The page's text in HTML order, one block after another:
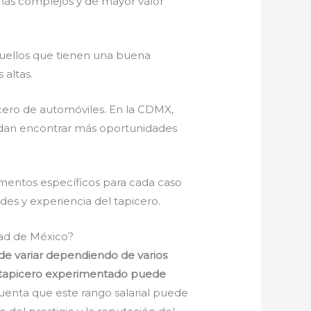
que tienen una buena
altas.
de automóviles. En la CDMX,
encontrar más oportunidades
específicos para cada caso
y experiencia del tapicero.
de México?
variar dependiendo de varios
experimentado puede
que este rango salarial puede